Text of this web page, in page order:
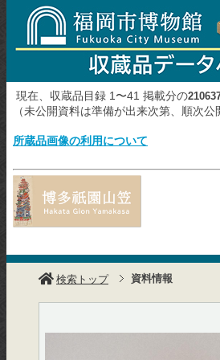
現在、収蔵品目録 1〜41 掲載分の
（未公開資料は準備が出来次第、順次
所蔵品画像の利用について
検索トップ 資料情報